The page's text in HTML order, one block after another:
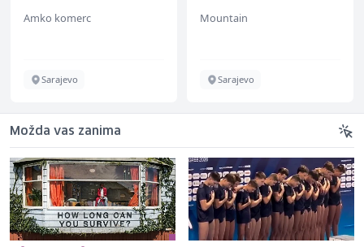
Amko komerc
Sarajevo
Mountain
Sarajevo
Možda vas zanima